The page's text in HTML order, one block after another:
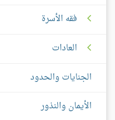
فقه الأسرة
العادات
الجنايات والحدود
الأيمان والنذور